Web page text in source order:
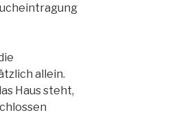
allein.
Haus steht,